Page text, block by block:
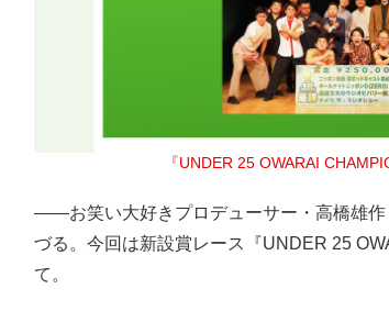
『UNDER 25 OWARAI
――お笑い大好きプロデューサー・高橋雄作
づる。今回は新設賞レース『UNDER 25
て。